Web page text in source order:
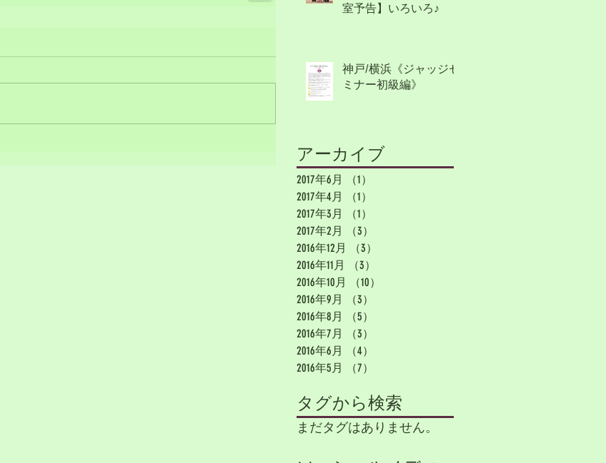
室予告】いろいろ♪
神戸/横浜《ジャッジセ
ミナー初級編》
アーカイブ
2017年6月 （1）
2017年4月
（1）
2017年3月
（1）
2017年2月
（3）
2016年12月
（3）
2016年11月
（3）
2016年10月
（10）
2016年9月
（3）
2016年8月
（5）
2016年7月
（3）
2016年6月
（4）
2016年5月
（7）
タグから検索
まだタグはありません。